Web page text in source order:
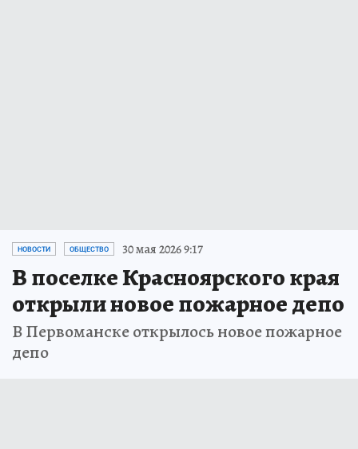
НОВОСТИ ОБЩЕСТВО 30 мая 2026 9:17
В поселке Красноярского края
открыли новое пожарное депо
В Первоманске открылось новое пожарное
депо